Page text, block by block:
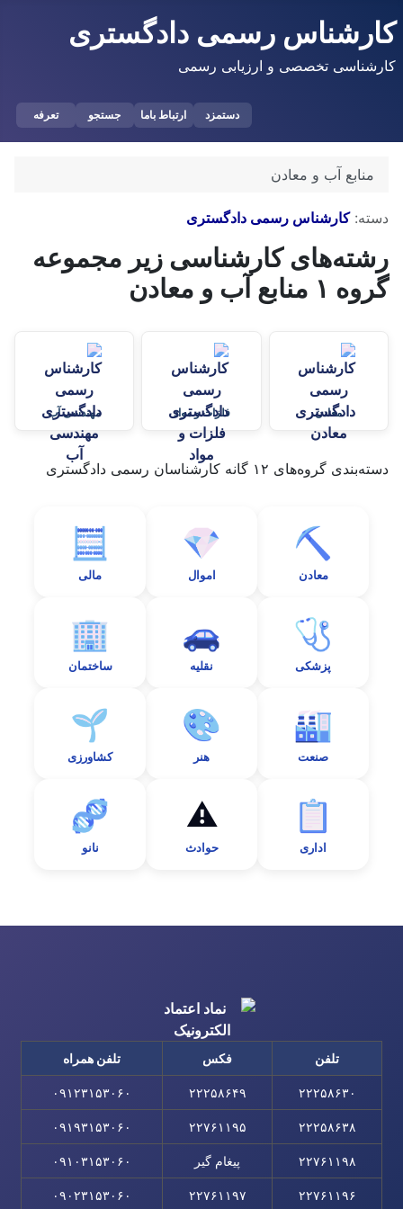
کارشناس رسمی دادگستری
کارشناسی تخصصی و ارزیابی رسمی
دستمزد ارتباط باما جستجو تعرفه
منابع آب و معادن
توضیحات
دسته:کارشناس رسمی دادگستری
رشته‌های کارشناسی زیر مجموعه
گروه ۱ منابع آب و معادن
معادن فلزات و مواد مهندسی آب
دسته‌بندی گروه‌های ۱۲ گانه کارشناسان رسمی دادگستری
⛏️
معادن
💎
اموال
🧮
مالی
🩺
پزشکی
🚗
نقلیه
🏢
ساختمان
🏭
صنعت
🎨
هنر
🌱
کشاورزی
📋
اداری
⚠️
حوادث
🧬
نانو
تلفن فکس تلفن همراه
۲۲۲۵۸۶۳۰ ۲۲۲۵۸۶۴۹ ۰۹۱۲۳۱۵۳۰۶۰
۲۲۲۵۸۶۳۸ ۲۲۷۶۱۱۹۵ ۰۹۱۹۳۱۵۳۰۶۰
۲۲۷۶۱۱۹۸ پیغام گیر ۰۹۱۰۳۱۵۳۰۶۰
۲۲۷۶۱۱۹۶ ۲۲۷۶۱۱۹۷ ۰۹۰۲۳۱۵۳۰۶۰